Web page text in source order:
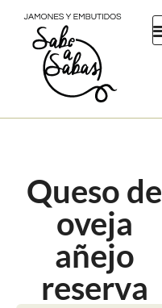
Queso de
oveja
añejo
reserva